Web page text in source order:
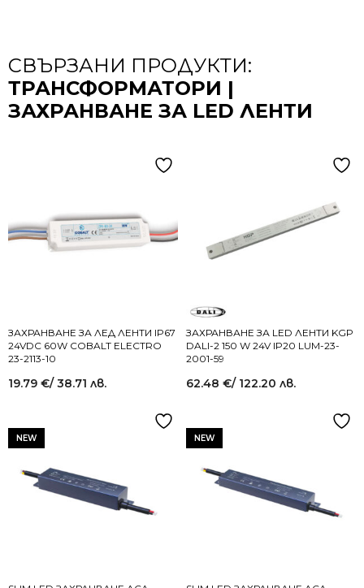
СВЪРЗАНИ ПРОДУКТИ:
ТРАНСФОРМАТОРИ |
ЗАХРАНВАНЕ ЗА LED ЛЕНТИ
ЗАХРАНВАНЕ ЗА ЛЕД ЛЕНТИ IP67
24VDC 60W COBALT ELECTRO
23-2113-10
19.79 €/ 38.71 лв.
ЗАХРАНВАНЕ ЗА LED ЛЕНТИ KGP
DALI-2 150 W 24V IP20 LUM-23-
2001-59
62.48 €/ 122.20 лв.
NEW NEW